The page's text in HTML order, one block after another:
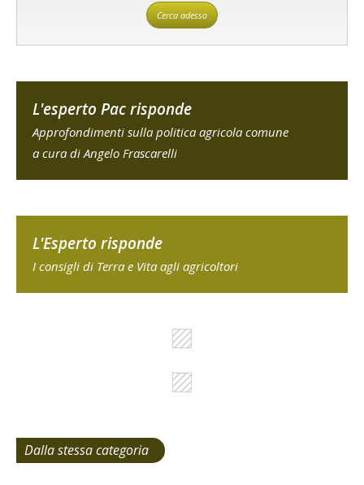
Cerca adesso
L'esperto Pac risponde
Approfondimenti sulla politica agricola comune
a cura di Angelo Frascarelli
L'Esperto risponde
I consigli di Terra e Vita agli agricoltori
Dalla stessa categoria